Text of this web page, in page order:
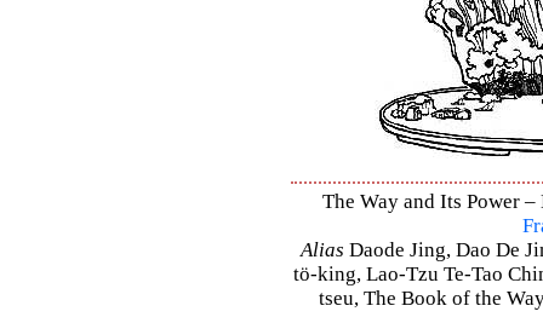
The Way and Its Power
Alias Daode Jing, Dao De
tö-king, Lao-Tzu Te-Tao
tseu, The Book of the